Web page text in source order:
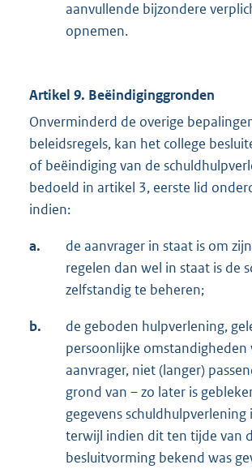
aanvullende bijzondere
opnemen.
Artikel 9. Beëindiginggronden
Onverminderd de overige
beleidsregels, kan het college
of beëindiging van de
bedoeld in artikel 3, eerste lid
indien:
a.
de aanvrager in staat is om
regelen dan wel in staat is de
zelfstandig te beheren;
b.
de geboden hulpverlening,
persoonlijke omstandigheden
aanvrager, niet (langer)
grond van – zo later is
gegevens schuldhulpverlening
terwijl indien dit ten tijde van
besluitvorming bekend was